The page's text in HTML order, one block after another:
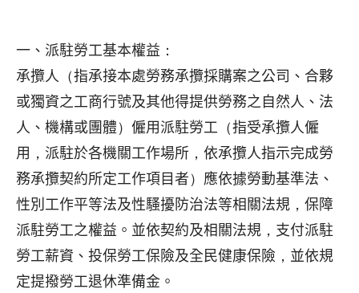
一、派駐勞工基本權益：
承攬人（指承接本處勞務承攬採購案之公司、合夥
或獨資之工商行號及其他得提供勞務之自然人、法
人、機構或團體）僱用派駐勞工（指受承攬人僱
用，派駐於各機關工作場所，依承攬人指示完成勞
務承攬契約所定工作項目者）應依據勞動基準法、
性別工作平等法及性騷擾防治法等相關法規，保障
派駐勞工之權益。並依契約及相關法規，支付派駐
勞工薪資、投保勞工保險及全民健康保險，並依規
定提撥勞工退休準備金。